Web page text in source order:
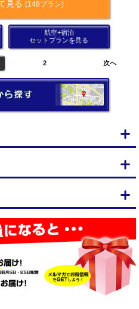
見る (148プラン)
航空+宿泊
セットプランを見る
2 次へ